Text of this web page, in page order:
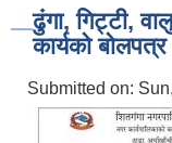
ढुंगा, गिट्टी,
कार्यकाे
Submitted on: